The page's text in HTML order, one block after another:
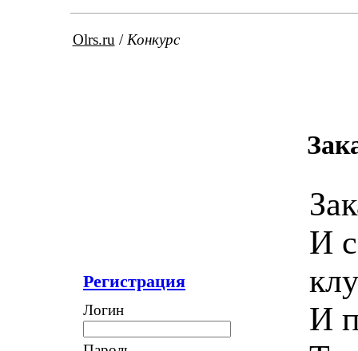
Olrs.ru / Конкурс
Регистрация
Логин
И
И